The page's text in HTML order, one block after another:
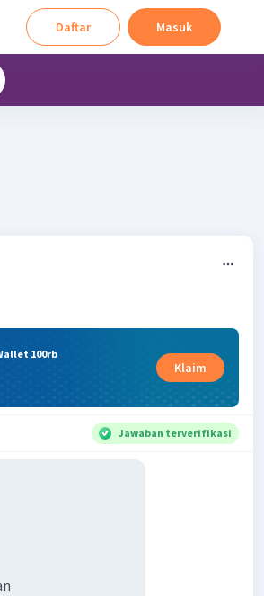
Daftar Masuk
100rb
Klaim
Jawaban terverifikasi